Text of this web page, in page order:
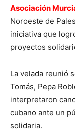
Asociación
Noroeste de
iniciativa que
proyectos
La velada reunió
Tomás, Pepa
interpretaron
cubano ante un
solidaria.